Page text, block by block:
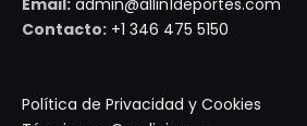
Email: admin@allin1deportes.com
Contacto: +1 346 475 5150
Política de Privacidad y Cookies